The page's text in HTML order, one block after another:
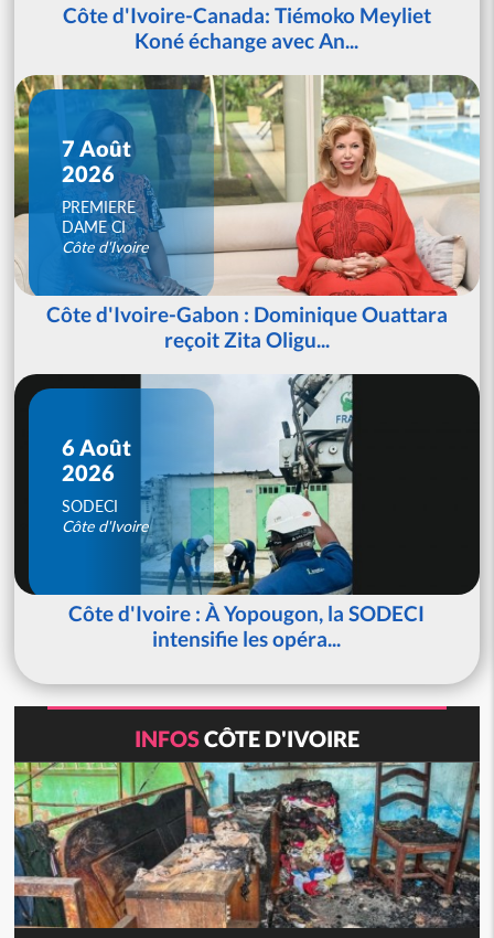
Côte d'Ivoire-Canada: Tiémoko Meyliet
Koné échange avec An...
7 Août
2026
PREMIERE
DAME CI
Côte d'Ivoire
Côte d'Ivoire-Gabon : Dominique Ouattara
reçoit Zita Oligu...
6 Août
2026
SODECI
Côte d'Ivoire
Côte d'Ivoire : À Yopougon, la SODECI
intensifie les opéra...
INFOSCÔTE D'IVOIRE